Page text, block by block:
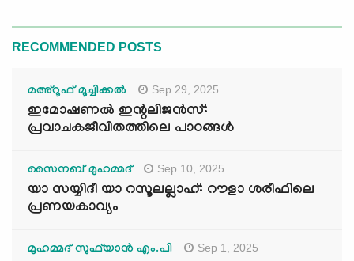
RECOMMENDED POSTS
മഅ്റൂഫ് മൂച്ചിക്കല്‍ Sep 29, 2025
ഇമോഷണൽ ഇന്റലിജൻസ്:
പ്രവാചകജീവിതത്തിലെ പാഠങ്ങൾ
സൈനബ് മുഹമ്മദ് Sep 10, 2025
യാ സയ്യിദീ യാ റസൂലല്ലാഹ്: റൗളാ ശരീഫിലെ
പ്രണയകാവ്യം
മുഹമ്മദ് സുഫ്‌യാൻ എം.പി Sep 1, 2025